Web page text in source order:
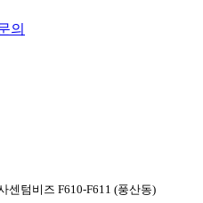
의
센텀비즈 F610-F611 (풍산동)